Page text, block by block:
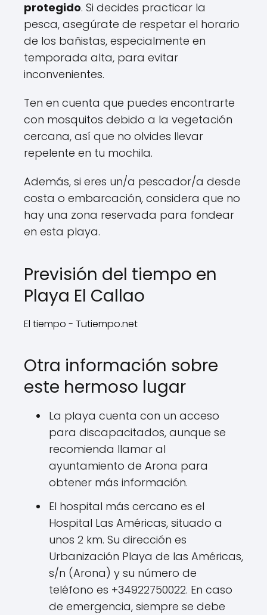
protegido. Si decides practicar la
pesca, asegúrate de respetar el horario
de los bañistas, especialmente en
temporada alta, para evitar
inconvenientes.
Ten en cuenta que puedes encontrarte
con mosquitos debido a la vegetación
cercana, así que no olvides llevar
repelente en tu mochila.
Además, si eres un/a pescador/a desde
costa o embarcación, considera que no
hay una zona reservada para fondear
en esta playa.
Previsión del tiempo en
Playa El Callao
El tiempo - Tutiempo.net
Otra información sobre
este hermoso lugar
La playa cuenta con un acceso
para discapacitados, aunque se
recomienda llamar al
ayuntamiento de Arona para
obtener más información.
El hospital más cercano es el
Hospital Las Américas, situado a
unos 2 km. Su dirección es
Urbanización Playa de las Américas,
s/n (Arona) y su número de
teléfono es +34922750022. En caso
de emergencia, siempre se debe